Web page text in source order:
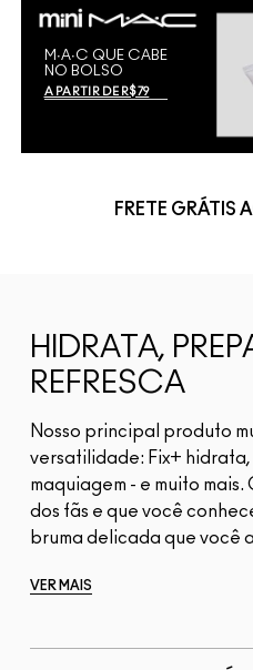
M∙A∙C QUE CABE
NO BOLSO
A PARTIR DE R$79
FRETE GRÁTIS
HIDRATA,
REFRESCA
Nosso principal produto
versatilidade: Fix+
maquiagem - e muito
dos fãs e que você
bruma delicada que você
VER MAIS